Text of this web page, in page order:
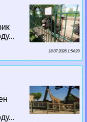
18 07 2026 1:54:29